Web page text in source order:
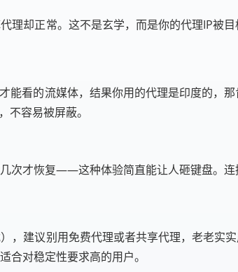
理却正常。这不是玄学，而是你的代理IP被
能看的流媒体，结果你用的代理是印度的，
不容易被屏蔽。
次才恢复——这种体验简直能让人砸键盘。
建议别用免费代理或者共享代理，老老实
合对稳定性要求高的用户。